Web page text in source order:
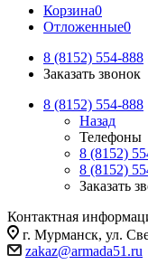
Корзина0
Отложенные0
8 (8152) 554-888
Заказать звонок
8 (8152) 554-888
Назад
Телефоны
8 (8152)
8 (8152)
Заказать
Контактная
г. Мурманск, ул.
zakaz@armada51.ru